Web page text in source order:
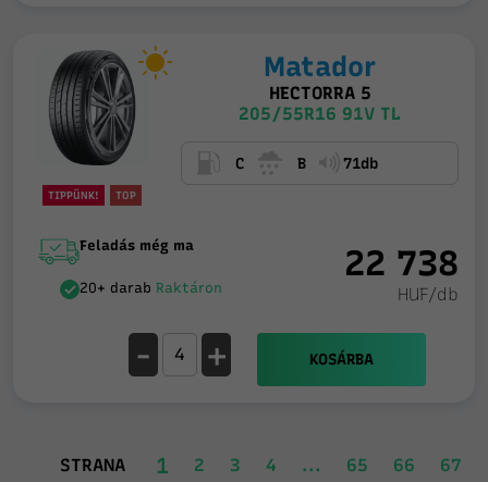
TIPPÜNK! TOP
Matador
HECTORRA 5
205/55R16 91V TL
C B 71db
Feladás még ma
20+ darabRaktáron
22 738
HUF/db
- + KOSÁRBA
STRANA 1 2 3 4 ... 65 66 67